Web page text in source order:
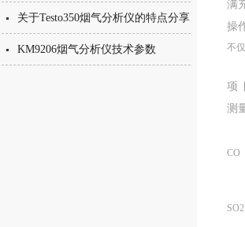
关于Testo350烟气分析仪的特点分享
KM9206烟气分析仪技术参数
满
操
不
项
测
CO
SO2